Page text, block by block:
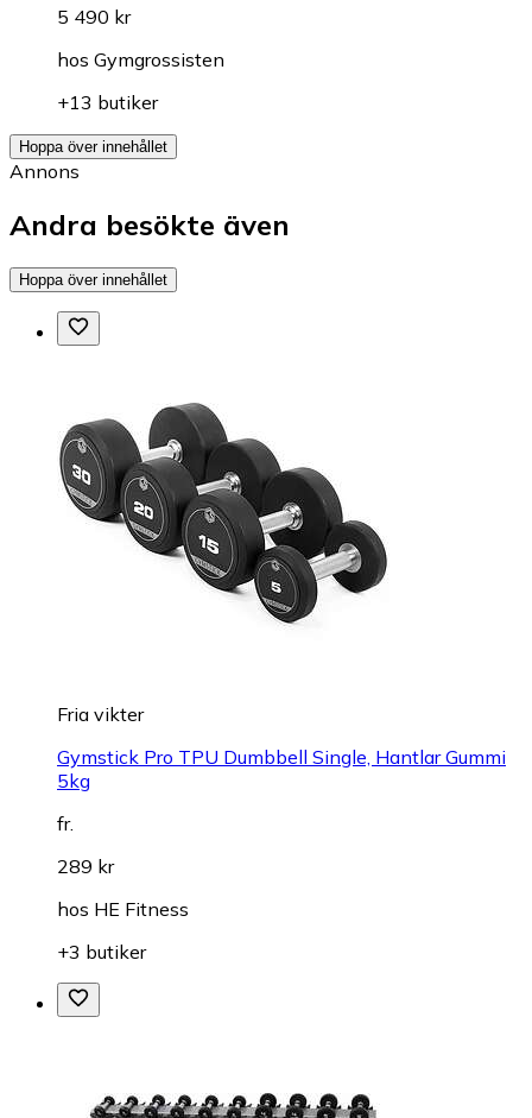
5 490 kr
hos Gymgrossisten
+13 butiker
Hoppa över innehållet
Annons
Andra besökte även
Hoppa över innehållet
Fria vikter
Gymstick Pro TPU Dumbbell Single, Hantlar Gummi
5kg
fr.
289 kr
hos HE Fitness
+3 butiker